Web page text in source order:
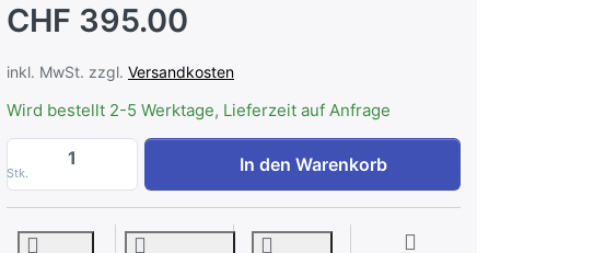
CHF 395.00
inkl. MwSt. zzgl. Versandkosten
Wird bestellt 2-5 Werktage, Lieferzeit auf Anfrage
Stk.
AEG M1WYHPE3 Sockelschublade, 902980486 zu CHF
In den Warenkorb